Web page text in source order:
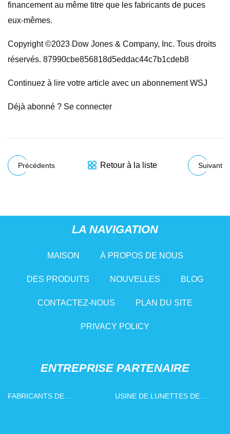
financement au même titre que les fabricants de puces
eux-mêmes.
Copyright ©2023 Dow Jones & Company, Inc. Tous droits
réservés. 87990cbe856818d5eddac44c7b1cdeb8
Continuez à lire votre article avec un abonnement WSJ
Déjà abonné ? Se connecter
Précédents Retour à la liste Suivant
LA NAVIGATION
MAISON À PROPOS DE NOUS
DES PRODUITS NOUVELLES BLOG
CONTACTEZ-NOUS PLAN DU SITE
PRIVACY POLICY
ENTREPRISE PARTENAIRE
FABRICANTS DE
USINE DE LUNETTES DE